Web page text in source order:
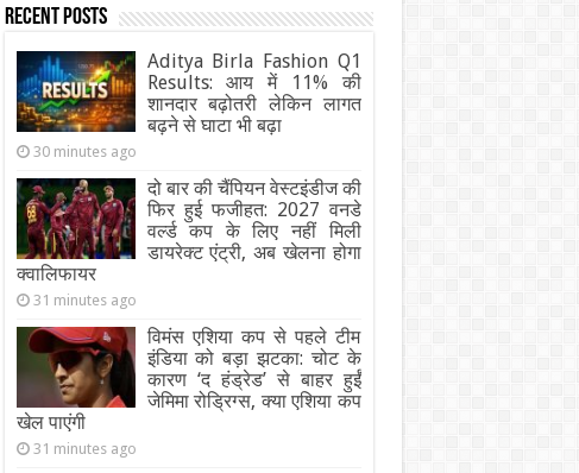
Recent Posts
Aditya Birla Fashion Q1
Results: आय में 11% की
शानदार बढ़ोतरी लेकिन लागत
बढ़ने से घाटा भी बढ़ा
30 minutes ago
दो बार की चैंपियन वेस्टइंडीज की
फिर हुई फजीहत: 2027 वनडे
वर्ल्ड कप के लिए नहीं मिली
डायरेक्ट एंट्री, अब खेलना होगा
क्वालिफायर
31 minutes ago
विमंस एशिया कप से पहले टीम
इंडिया को बड़ा झटका: चोट के
कारण ‘द हंड्रेड’ से बाहर हुईं
जेमिमा रोड्रिग्स, क्या एशिया कप
खेल पाएंगी
31 minutes ago